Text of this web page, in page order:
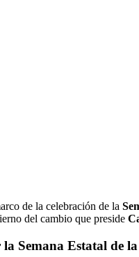
de la celebración de la
del cambio que preside
Semana Estatal de